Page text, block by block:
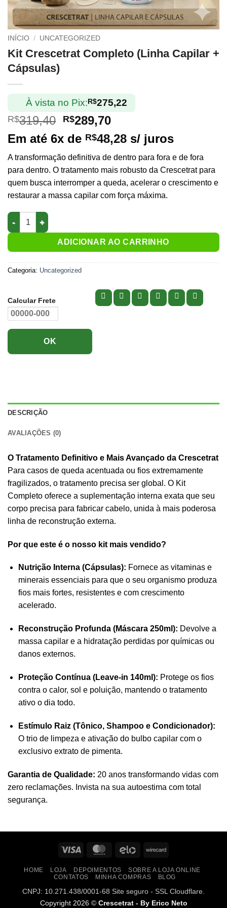
INÍCIO / UNCATEGORIZED
Kit Crescetrat Completo (Linha Capilar +
Cápsulas)
À vista no Pix:R$275,22
R$319,40 O
preço
original
era:
R$319,40.
R$289,70O
preço
atual
é:
R$289,70.
Em até 6x de R$48,28 s/ juros
A transformação definitiva de dentro para fora e de fora
para dentro. O tratamento mais robusto da Crescetrat para
quem busca interromper a queda, acelerar o crescimento e
restaurar a massa capilar com força máxima.
Kit Crescetrat Completo (Linha Capilar + Cápsulas) quantidade
ADICIONAR AO CARRINHO
Categoria: Uncategorized
Calcular Frete
OK
DESCRIÇÃO
AVALIAÇÕES (0)
O Tratamento Definitivo e Mais Avançado da Crescetrat
Para casos de queda acentuada ou fios extremamente
fragilizados, o tratamento precisa ser global. O Kit
Completo oferece a suplementação interna exata que seu
corpo precisa para fabricar cabelo, unida à mais poderosa
linha de reconstrução externa.
Por que este é o nosso kit mais vendido?
Nutrição Interna (Cápsulas): Fornece as vitaminas e
minerais essenciais para que o seu organismo produza
fios mais fortes, resistentes e com crescimento
acelerado.
Reconstrução Profunda (Máscara 250ml): Devolve a
massa capilar e a hidratação perdidas por químicas ou
danos externos.
Proteção Contínua (Leave-in 140ml): Protege os fios
contra o calor, sol e poluição, mantendo o tratamento
ativo o dia todo.
Estímulo Raiz (Tônico, Shampoo e Condicionador):
O trio de limpeza e ativação do bulbo capilar com o
exclusivo extrato de pimenta.
Garantia de Qualidade: 20 anos transformando vidas com
zero reclamações. Invista na sua autoestima com total
segurança.
Visa MasterCard
Elo Wirecard
HOME LOJA DEPOIMENTOS
SOBRE A LOJA ONLINE
CONTATOS
MINHA COMPRAS BLOG
CNPJ: 10.271.438/0001-68 Site seguro - SSL Cloudflare.
Copyright 2026 © Crescetrat - By Erico Neto